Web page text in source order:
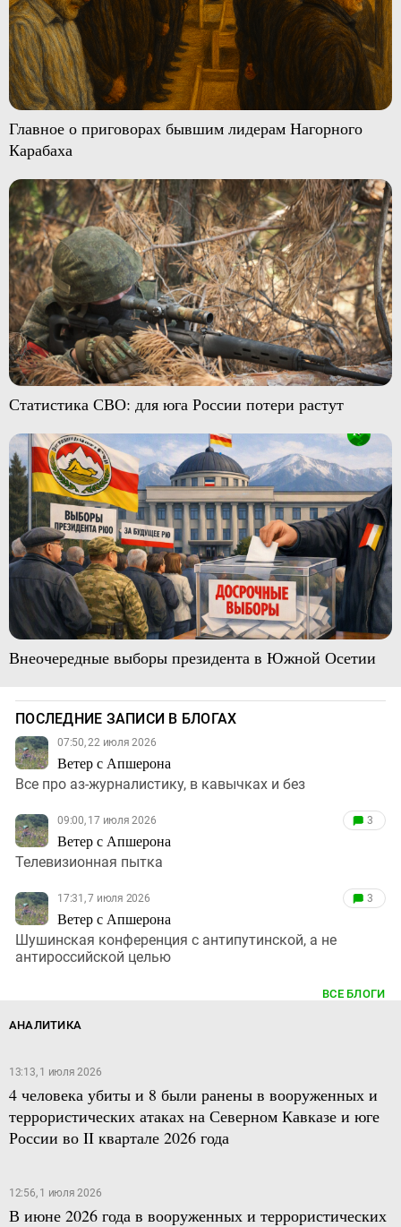
Главное о приговорах бывшим лидерам Нагорного
Карабаха
Статистика СВО: для юга России потери растут
Внеочередные выборы президента в Южной Осетии
ПОСЛЕДНИЕ ЗАПИСИ В БЛОГАХ
07:50, 22 июля 2026
Ветер с Апшерона
Все про аз-журналистику, в кавычках и без
09:00, 17 июля 2026
Ветер с Апшерона
3
Телевизионная пытка
17:31, 7 июля 2026
Ветер с Апшерона
3
Шушинская конференция с антипутинской, а не
антироссийской целью
ВСЕ БЛОГИ
АНАЛИТИКА
13:13, 1 июля 2026
4 человека убиты и 8 были ранены в вооруженных и
террористических атаках на Северном Кавказе и юге
России во II квартале 2026 года
12:56, 1 июля 2026
В июне 2026 года в вооруженных и террористических